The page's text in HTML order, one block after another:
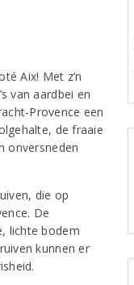
Aix! Met z’n
van aardbei en
Provence een
de fraaie
onversneden
die op
De
lichte bodem
kunnen er